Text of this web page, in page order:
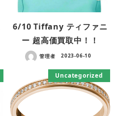
6/10 Tiffany ティファニ
ー 超高価買取中！！
管理者 2023-06-10
Uncategorized